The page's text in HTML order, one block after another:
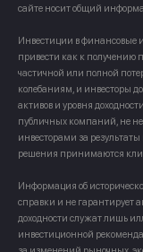
сайте носит общий
Инвестиции в финансовые
привести как к получению
частичной или полной
колебаниям, и инвесторы
активов и уровня
публичных компаний, не
инвесторами за
решения принимаются
Информация об
справки и не гарантирует
доходности служат лишь
инвестиционной